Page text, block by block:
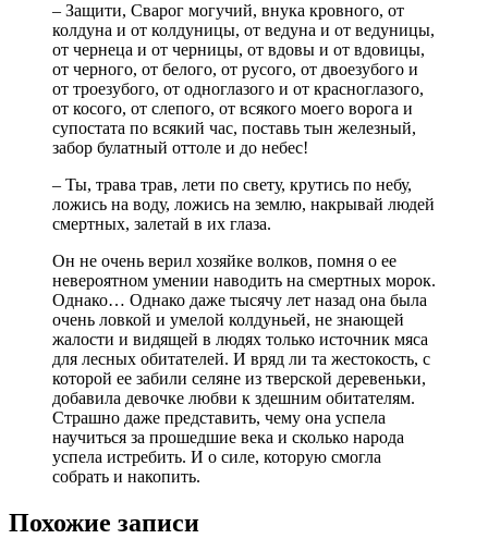
– Защити, Сварог могучий, внука кровного, от
колдуна и от колдуницы, от ведуна и от ведуницы,
от чернеца и от черницы, от вдовы и от вдовицы,
от черного, от белого, от русого, от двоезубого и
от троезубого, от одноглазого и от красноглазого,
от косого, от слепого, от всякого моего ворога и
супостата по всякий час, поставь тын железный,
забор булатный оттоле и до небес!
– Ты, трава трав, лети по свету, крутись по небу,
ложись на воду, ложись на землю, накрывай людей
смертных, залетай в их глаза.
Он не очень верил хозяйке волков, помня о ее
невероятном умении наводить на смертных морок.
Однако… Однако даже тысячу лет назад она была
очень ловкой и умелой колдуньей, не знающей
жалости и видящей в людях только источник мяса
для лесных обитателей. И вряд ли та жестокость, с
которой ее забили селяне из тверской деревеньки,
добавила девочке любви к здешним обитателям.
Страшно даже представить, чему она успела
научиться за прошедшие века и сколько народа
успела истребить. И о силе, которую смогла
собрать и накопить.
Похожие записи